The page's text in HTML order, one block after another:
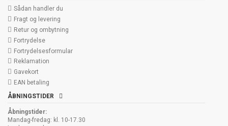
Sådan handler du
Fragt og levering
Retur og ombytning
Fortrydelse
Fortrydelsesformular
Reklamation
Gavekort
EAN betaling
ÅBNINGSTIDER
Åbningstider:
Mandag-fredag: kl. 10-17.30